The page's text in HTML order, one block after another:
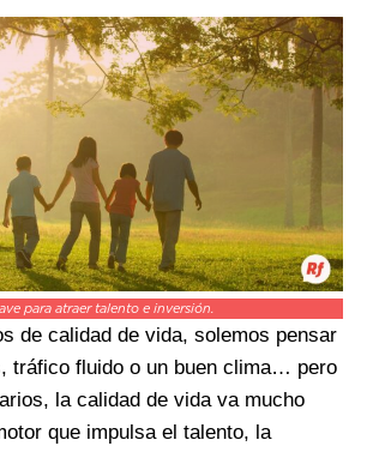
para atraer talento e inversión.
de calidad de vida, solemos pensar
tráfico fluido o un buen clima… pero
la calidad de vida va mucho
que impulsa el talento, la